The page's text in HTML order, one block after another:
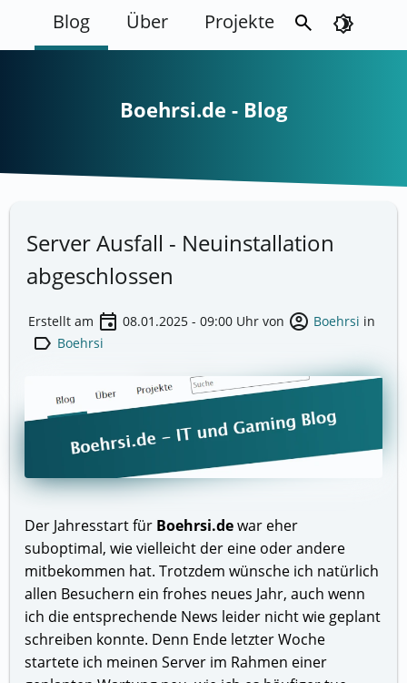
Blog Über Projekte search brightness_4
Boehrsi.de - Blog
Server Ausfall - Neuinstallation
abgeschlossen
Erstellt am event 08.01.2025 - 09:00 Uhr von account_circle Boehrsi in
label Boehrsi
Der Jahresstart für Boehrsi.dewar eher
suboptimal, wie vielleicht der eine oder andere
mitbekommen hat. Trotzdem wünsche ich natürlich
allen Besuchern ein frohes neues Jahr, auch wenn
ich die entsprechende News leider nicht wie geplant
schreiben konnte. Denn Ende letzter Woche
startete ich meinen Server im Rahmen einer